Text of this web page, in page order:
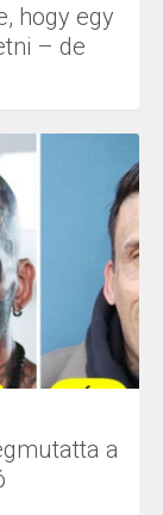
hogy egy
– de
a